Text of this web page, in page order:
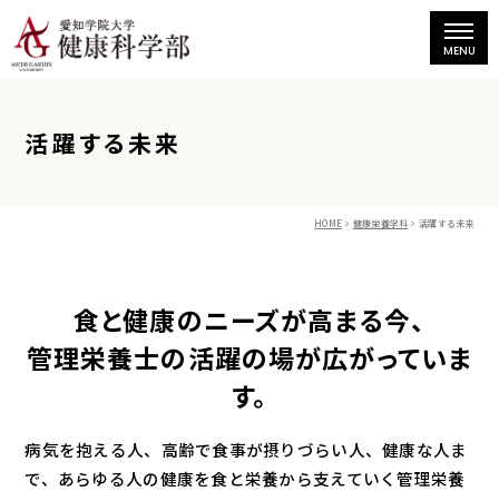
活躍する未来
HOME 健康栄養学科 活躍する未来
食と健康のニーズが高まる今、
管理栄養士の活躍の場が広がっていま
す。
病気を抱える人、高齢で食事が摂りづらい人、健康な人ま
で、あらゆる人の健康を食と栄養から支えていく管理栄養